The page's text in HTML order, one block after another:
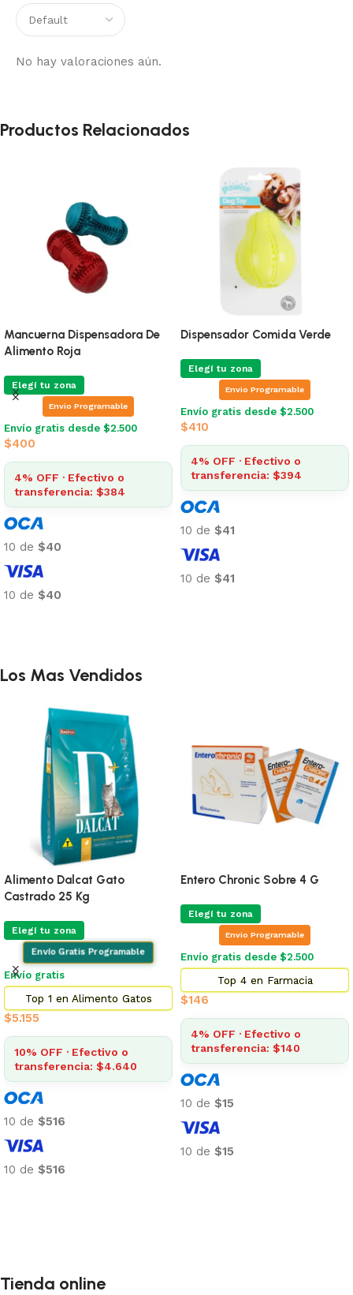
No hay valoraciones aún.
Productos Relacionados
Mancuerna Dispensadora De
Alimento Roja
Elegí tu zona
Envio Programable
Envío gratis desde $2.500
$400
4% OFF · Efectivo o
transferencia: $384
10 de $40
10 de $40
Dispensador Comida Verde
Elegí tu zona
Envio Programable
Envío gratis desde $2.500
$410
4% OFF · Efectivo o
transferencia: $394
10 de $41
10 de $41
Los Mas Vendidos
Alimento Dalcat Gato
Castrado 25 Kg
Elegí tu zona
Envío Gratis Programable
Envío gratis
Top 1 en Alimento Gatos
$5.155
10% OFF · Efectivo o
transferencia: $4.640
10 de $516
10 de $516
Entero Chronic Sobre 4 G
Elegí tu zona
Envio Programable
Envío gratis desde $2.500
Top 4 en Farmacia
$146
4% OFF · Efectivo o
transferencia: $140
10 de $15
10 de $15
Tienda online